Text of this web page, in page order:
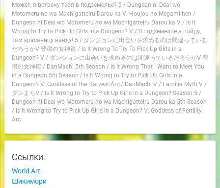
Может, я встречу тебя в подземелье? 5 / Dungeon ni Deai wo
Motomeru no wa Machigatteiru Darou ka V: Houjou no Megami-hen /
Dungeon ni Deai wo Motomeru no wa Machigatteiru Darou ka V/ Is It
Wrong to Try to Pick Up Girls in a Dungeon? V/ В подземелье я пойду,
там красавицу найду! 5 / ダンジョンに出会いを求めるのは間違っている
だろうかV 豊穣の女神篇 / Is It Wrong To Try To Pick Up Girls in a
Dungeon? V/ ダンジョンに出会いを求めるのは間違っているだろうかⅤ 豊
穣の女神篇 / DanMachi 5th Season / Is It Wrong That I Want to Meet You
in a Dungeon 5th Season / Is It Wrong to Try to Pick Up Girls in a
Dungeon? V: Goddess of the Harvest Arc/ DanMachi V/ Familia Myth V/
ダンまちⅤ/ Is It Wrong to Try to Pick Up Girls in a Dungeon? Season 5 /
Dungeon ni Deai wo Motomeru no wa Machigatteiru Darou ka 5th Season
/ Is It Wrong to Try to Pick Up Girls in a Dungeon? V: Goddess of Fertility
Arc
Ссылки:
World Art
Шикимори